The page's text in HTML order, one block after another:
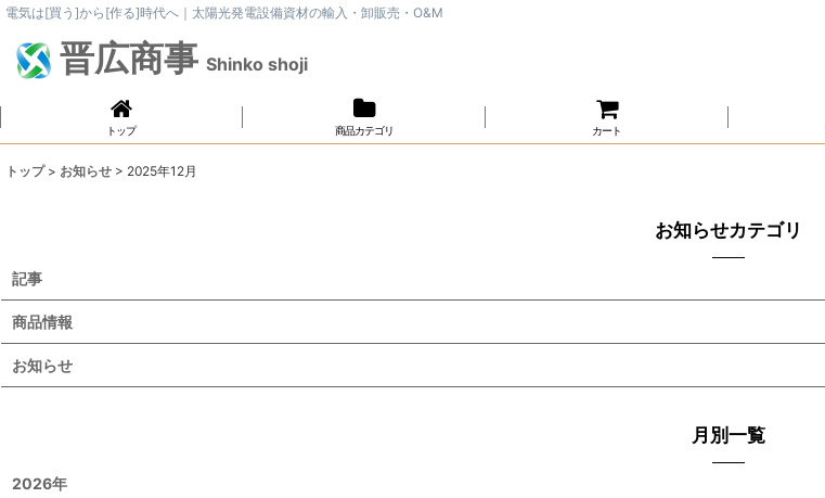
電気は[買う]から[作る]時代へ｜太陽光発電設備資材の輸入・卸販売・O&M
晋広商事 Shinko shoji
トップ 商品カテゴリ カート
トップ > お知らせ > 2025年12月
お知らせカテゴリ
記事
商品情報
お知らせ
月別一覧
2026年